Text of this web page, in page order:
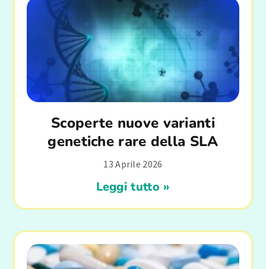
Scoperte nuove varianti
genetiche rare della SLA
13 Aprile 2026
Leggi tutto »